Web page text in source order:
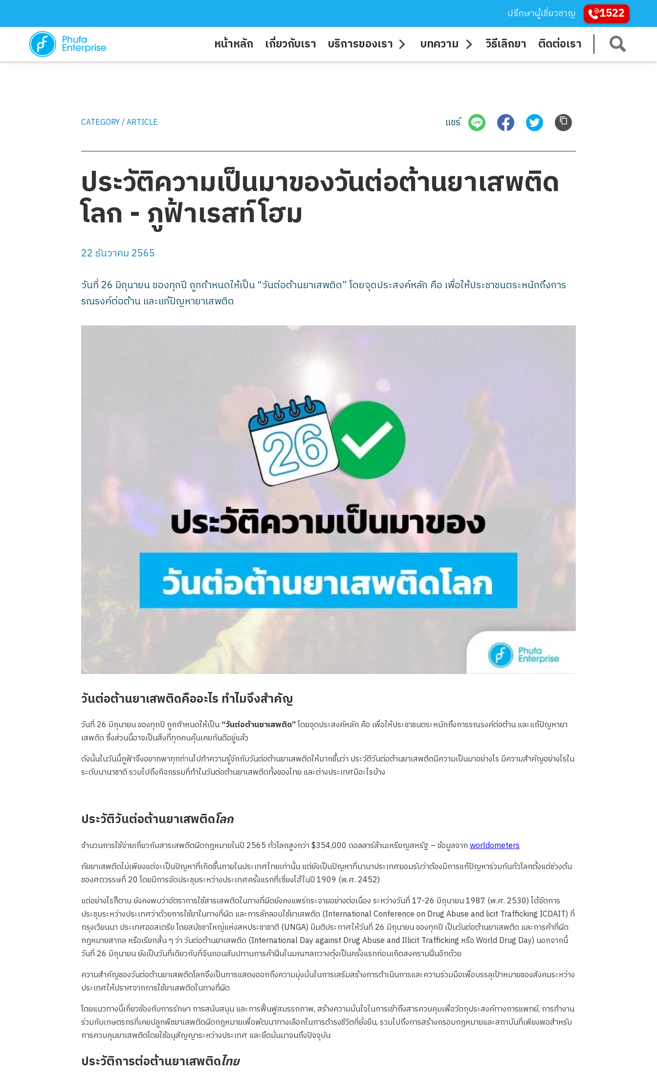
ปรึกษาผู้เชี่ยวชาญ
1522
หน้าหลัก
เกี่ยวกับเรา บริการของเรา บทความ วิธีเลิกยา ติดต่อเรา
CATEGORY / ARTICLE แชร์
ประวัติความเป็นมาของวันต่อต้านยาเสพติด
โลก - ภูฟ้าเรสท์โฮม
22 ธันวาคม 2565
วันที่ 26 มิถุนายน ของทุกปี ถูกกำหนดให้เป็น “วันต่อต้านยาเสพติด” โดยจุดประสงค์หลัก คือ เพื่อให้ประชาชนตระหนักถึงการ
รณรงค์ต่อต้าน และแก้ปัญหายาเสพติด
วันต่อต้านยาเสพติดคืออะไร ทำไมจึงสำคัญ
วันที่ 26 มิถุนายน ของทุกปี ถูกกำหนดให้เป็น“วันต่อต้านยาเสพติด”โดยจุดประสงค์หลัก คือ เพื่อให้ประชาชนตระหนักถึงการรณรงค์ต่อต้าน และแก้ปัญหายา
เสพติด ซึ่งส่วนนี้อาจเป็นสิ่งที่ทุกคนคุ้นเคยกันดีอยู่แล้ว
ดังนั้นในวันนี้ภูฟ้าจึงอยากพาทุกท่านไปทำความรู้จักกับวันต่อต้านยาเสพติดให้มากขึ้นว่า ประวัติวันต่อต้านยาเสพติดมีความเป็นมาอย่างไร มีความสำคัญอย่างไรใน
ระดับนานาชาติ รวมไปถึงกิจกรรมที่ทำในวันต่อต้านยาเสพติดทั้งของไทย และต่างประเทศมีอะไรบ้าง
ประวัติวันต่อต้านยาเสพติดโลก
จำนวนการใช้จ่ายเกี่ยวกับสารเสพติดผิดกฎหมายในปี 2565 ทั่วโลกสูงกว่า $354,000 ดอลลาร์ล้านเหรียญสหรัฐ – ข้อมูลจากworldometers
ภัยยาเสพติดไม่เพียงแต่จะเป็นปัญหาที่เกิดขึ้นภายในประเทศไทยเท่านั้น แต่ยังเป็นปัญหาที่นานาประเทศยอมรับว่าต้องมีการแก้ปัญหาร่วมกันทั่วโลกตั้งแต่ช่วงต้น
ของศตวรรษที่ 20 โดยมีการจัดประชุมระหว่างประเทศครั้งแรกที่เซี่ยงไฮ้ในปี 1909 (พ.ศ. 2452)
แต่อย่างไรก็ตาม ยังคงพบว่าอัตราการใช้สารเสพติดในทางที่ผิดยังคงแพร่กระจายอย่างต่อเนื่อง ระหว่างวันที่ 17-26 มิถุนายน 1987 (พ.ศ. 2530) ได้จัดการ
ประชุมระหว่างประเทศว่าด้วยการใช้ยาในทางที่ผิด และการลักลอบใช้ยาเสพติด (International Conference on Drug Abuse and licit Trafficking ICDAIT) ที่
กรุงเวียนนา ประเทศออสเตรีย โดยสมัชชาใหญ่แห่งสหประชาชาติ (UNGA) มีมติประกาศให้วันที่ 26 มิถุนายน ของทุกปี เป็นวันต่อต้านยาเสพติด และการค้าที่ผิด
กฎหมายสากล หรือเรียกสั้น ๆ ว่า วันต่อต้านยาเสพติด (International Day against Drug Abuse and Illicit Trafficking หรือ World Drug Day) นอกจากนี้
วันที่ 26 มิถุนายน ยังเป็นวันที่เดียวกับที่จีนถอนสัมปทานการค้าฝิ่นในมณฑลกวางตุ้งเป็นครั้งแรกก่อนเกิดสงครามฝิ่นอีกด้วย
ความสำคัญของวันต่อต้านยาเสพติดโลกจึงเป็นการแสดงออกถึงความมุ่งมั่นในการเสริมสร้างการดำเนินการและความร่วมมือเพื่อบรรลุเป้าหมายของสังคมระหว่าง
ประเทศให้ปราศจากการใช้ยาเสพติดในทางที่ผิด
โดยแนวทางนี้เกี่ยวข้องกับการรักษา การสนับสนุน และการฟื้นฟูสมรรถภาพ, สร้างความมั่นใจในการเข้าถึงสารควบคุมเพื่อวัตถุประสงค์ทางการแพทย์, การทำงาน
ร่วมกับเกษตรกรที่เคยปลูกพืชยาเสพติดผิดกฎหมายเพื่อพัฒนาทางเลือกในการดำรงชีวิตที่ยั่งยืน, รวมไปถึงการสร้างกรอบกฎหมายและสถาบันที่เพียงพอสำหรับ
การควบคุมยาเสพติดโดยใช้อนุสัญญาระหว่างประเทศ และยึดมั่นมาจนถึงปัจจุบัน
ประวัติการต่อต้านยาเสพติดไทย